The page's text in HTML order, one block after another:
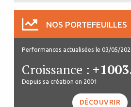
NOS PORTEFEUILLES
Performances actualisées le 03/05/
Croissance :
Depuis sa création en 2001
DÉCOUVRIR